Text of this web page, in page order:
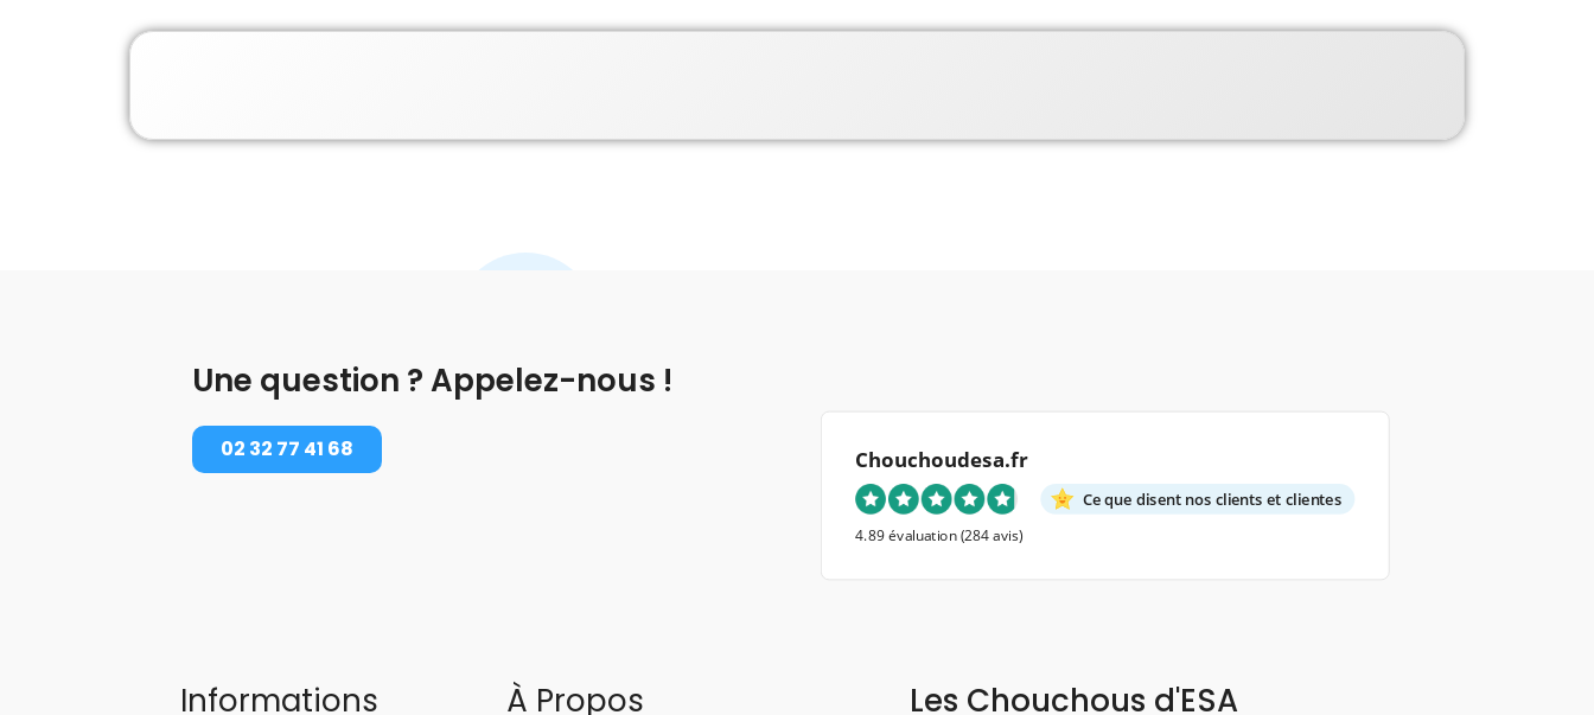
Une question ? Appelez-nous !
02 32 77 41 68 Chouchoudesa.fr
Ce que disent nos clients et clientes
4.89 évaluation(284 avis)
Informations À Propos Les Chouchous d'ESA